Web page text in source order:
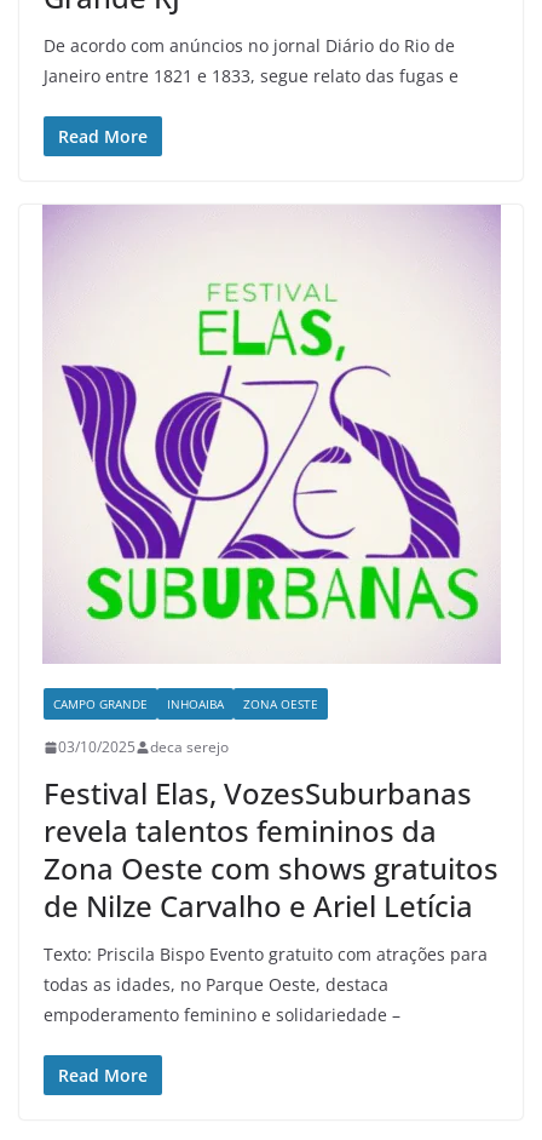
De acordo com anúncios no jornal Diário do Rio de
Janeiro entre 1821 e 1833, segue relato das fugas e
Read More
CAMPO GRANDE INHOAIBA ZONA OESTE
03/10/2025 deca serejo
Festival Elas, VozesSuburbanas
revela talentos femininos da
Zona Oeste com shows gratuitos
de Nilze Carvalho e Ariel Letícia
Texto: Priscila Bispo Evento gratuito com atrações para
todas as idades, no Parque Oeste, destaca
empoderamento feminino e solidariedade –
Read More